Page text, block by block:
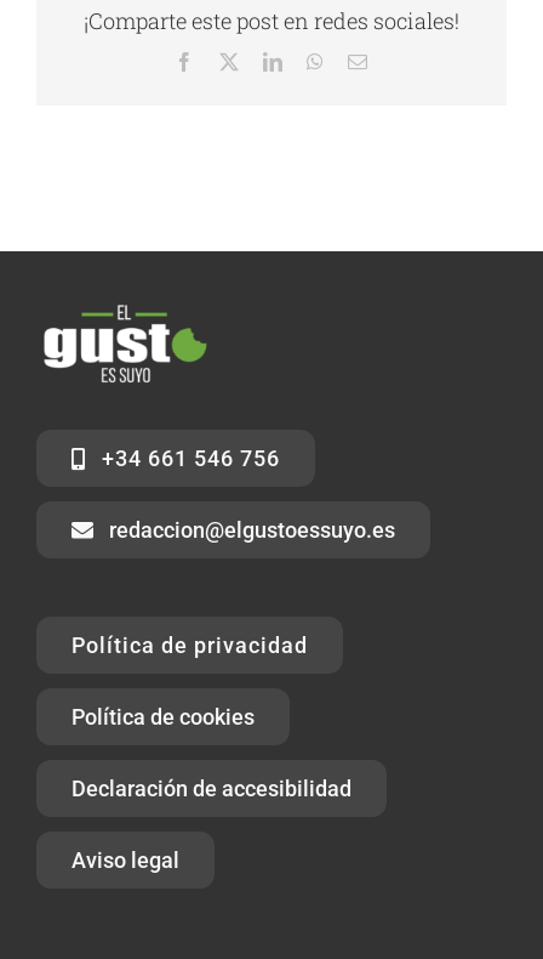
¡Comparte este post en redes sociales!
Facebook LinkedInWhatsApp
Correo
+34 661 546 756
redaccion@elgustoessuyo.es
Política de privacidad
Política de cookies
Declaración de accesibilidad
Aviso legal